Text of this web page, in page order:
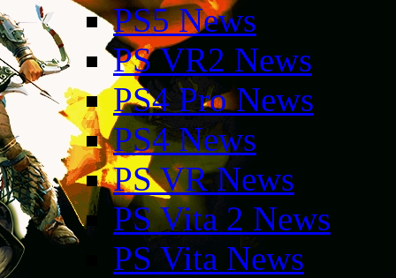
PS5 News
PS VR2 News
PS4 Pro News
PS4 News
PS VR News
PS Vita 2 News
PS Vita News